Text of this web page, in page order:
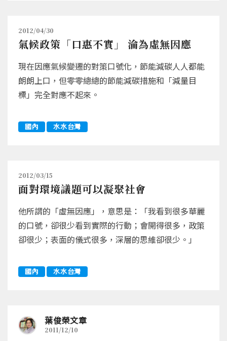
2012/04/30
氣候政策「口惠不實」 淪為虛無因應
現在因應氣候變遷的對策口號化，節能減碳人人都能
朗朗上口，但零零總總的節能減碳措施和「減量目
標」完全對應不起來。
國內 水水台灣
2012/03/15
面對環境議題可以凝聚社會
他所謂的「虛無因應」，意思是：「我看到很多華麗
的口號，卻很少看到實際的行動；會開得很多，政策
卻很少；表面的儀式很多，深層的思維卻很少。」
國內 水水台灣
葉俊榮文章
2011/12/10